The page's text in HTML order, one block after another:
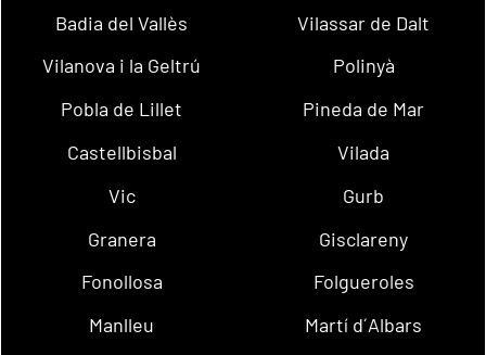
Badia del Vallès
Vilassar de Dalt
Vilanova i la Geltrú
Polinyà
Pobla de Lillet
Pineda de Mar
Castellbisbal
Vilada
Vic
Gurb
Granera
Gisclareny
Fonollosa
Folgueroles
Manlleu
Martí d´Albars